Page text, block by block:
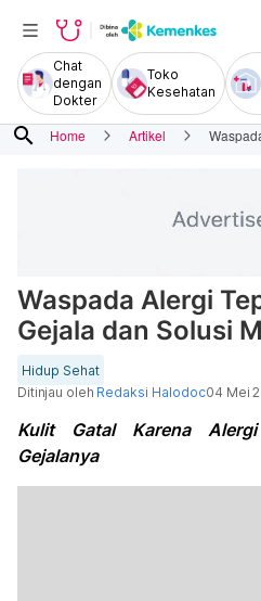
Chat
dengan
Dokter
Toko
Kesehatan
search Home Artikel
Waspada Alergi
Gejala dan Solusi
Hidup Sehat
Ditinjau oleh Redaksi Halodoc04 Mei
Kulit Gatal Karena
Gejalanya